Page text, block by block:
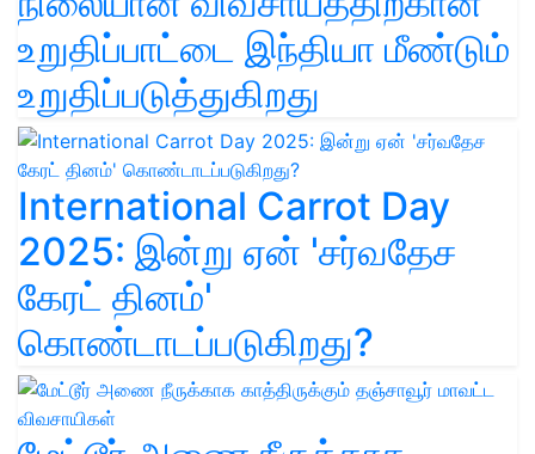
உறுதிப்பாட்டை இந்தியா மீண்டும்
உறுதிப்படுத்துகிறது
International Carrot Day
2025: இன்று ஏன் 'சர்வதேச
கேரட் தினம்'
கொண்டாடப்படுகிறது?